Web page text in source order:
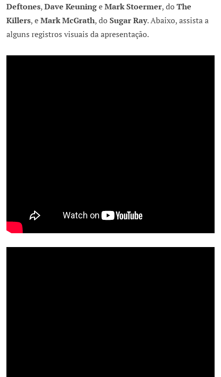
Deftones,Dave KeuningeMark Stoermer, doThe
Killers, eMark McGrath, doSugar Ray. Abaixo, assista a
alguns registros visuais da apresentação.